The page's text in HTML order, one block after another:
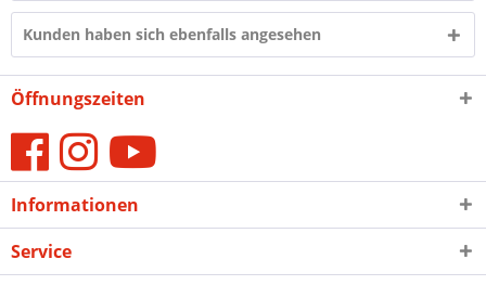
Kunden haben sich ebenfalls angesehen
Öffnungszeiten
Informationen
Service